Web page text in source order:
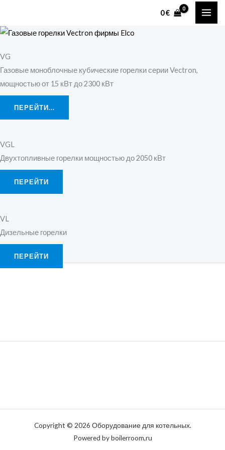
содержимому
0€
VG
Газовые моноблочные кубические горелки серии Vectron,
мощностью от 15 кВт до 2300 кВт
ПЕРЕЙТИ...
VGL
Двухтопливные горелки мощностью до 2050 кВт
ПЕРЕЙТИ
VL
Дизельные горелки
ПЕРЕЙТИ
Copyright © 2026 Оборудование для котельных.
Powered by boilerroom,ru